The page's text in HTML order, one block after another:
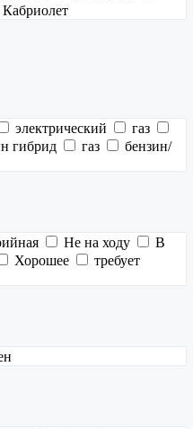
Кабриолет
электрический
газ
гибрид газ
бензин/
Не на ходу
В
Хорошее
требует